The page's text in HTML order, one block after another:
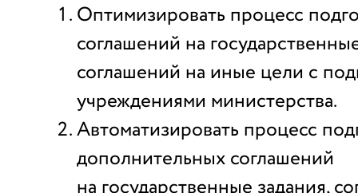
Оптимизировать процесс
соглашений на
соглашений на иные цели с
учреждениями министерства.
Автоматизировать процесс
дополнительных соглашений